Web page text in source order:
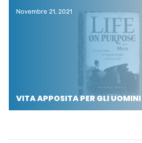
Novembre 21, 2021
VITA APPOSITA PER GLI UOMINI